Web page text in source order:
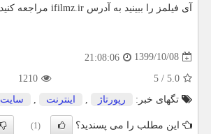
آی فیلمز را ببینید به آدرس ifilmz.ir مراجعه کنید.
1399/10/08
21:08:06
5.0
/
5
1210
تگهای خبر:
رپورتاژ اینترنت سایت
این مطلب را می پسندید؟ (1)